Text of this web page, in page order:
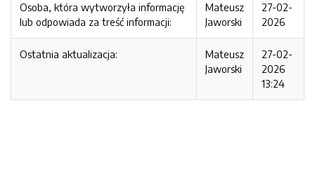
Osoba, która wytworzyła informację
lub odpowiada za treść informacji:
Mateusz
Jaworski
27-02-
2026
Ostatnia aktualizacja:
Mateusz
Jaworski
27-02-
2026
13:24